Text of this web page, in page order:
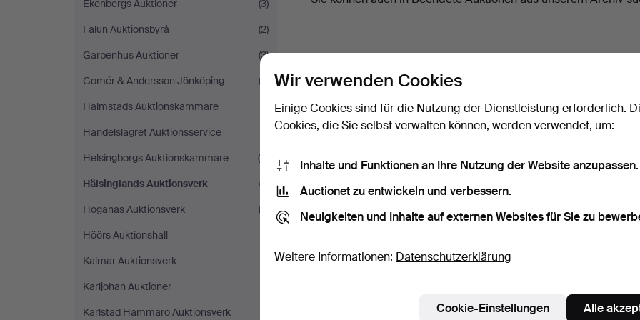
Ekenbergs Auktioner
(3)
Falun Auktionsbyrå
(2)
Garpenhus Auktioner
(3)
Gomér & Andersson Jönköping
(3)
Halmstads Auktionskammare
Handelslagret Auktionsservice
Helsingborgs Auktionskammare
(8)
Hälsinglands Auktionsverk
(1)
Höganäs Auktionsverk
(3)
Höörs Auktionshall
Kalmar Auktionsverk
Karljohan Auktioner
Karlstad Hammarö Auktionsverk
Wir verwenden Cookies
Einige Cookies sind für die Nutzung der Dienstleistung erforderlich.
Cookies, die Sie selbst verwalten können, werden verwendet, um:
Inhalte und Funktionen an Ihre Nutzung der Website anzupassen.
Auctionet zu entwickeln und verbessern.
Neuigkeiten und Inhalte auf externen Websites für Sie zu
Weitere Informationen: Datenschutzerklärung
Cookie-Einstellungen Alle